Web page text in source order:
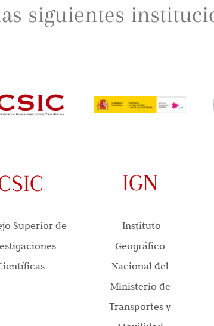
siguientes
Superior de
IGN
Instituto
Geográfico
Nacional del
Ministerio de
Transportes y